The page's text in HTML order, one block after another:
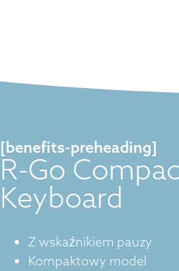
[benefits-preheading]
R-Go
Keyboard
Z wskaźnikiem pauzy
Kompaktowy model